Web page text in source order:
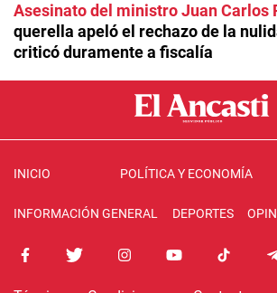
Asesinato del ministro Juan Carlos
querella apeló el rechazo de la
criticó duramente a fiscalía
INICIO POLÍTICA Y ECONOMÍA
INFORMACIÓN GENERAL DEPORTES